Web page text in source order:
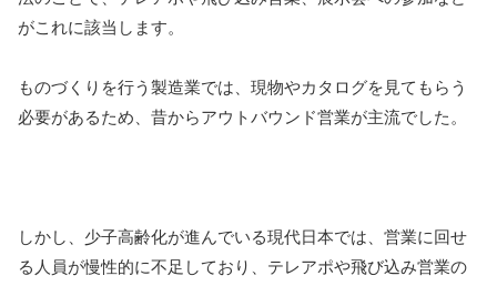
がこれに該当します。
ものづくりを行う製造業では、現物やカタログを見てもらう
必要があるため、昔からアウトバウンド営業が主流でした。
しかし、少子高齢化が進んでいる現代日本では、営業に回せ
る人員が慢性的に不足しており、テレアポや飛び込み営業の